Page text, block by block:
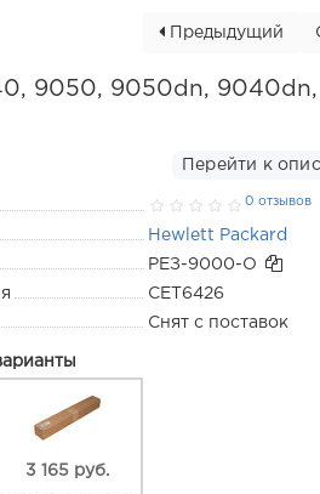
Предыдущий
9050, 9050dn,
Перейти к
0 отзывов
Hewlett Packard
РЕЗ-9000-O
CET6426
Снят с поставок
3 165 руб.